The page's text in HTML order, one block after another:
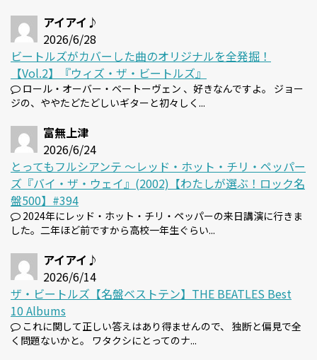
アイアイ♪
2026/6/28
ビートルズがカバーした曲のオリジナルを全発掘！
【Vol.2】『ウィズ・ザ・ビートルズ』
ロール・オーバー・ベートーヴェン 、好きなんですよ。 ジョー
ジの、ややたどたどしいギターと初々しく...
富無上津
2026/6/24
とってもフルシアンテ 〜レッド・ホット・チリ・ペッパー
ズ『バイ・ザ・ウェイ』(2002)【わたしが選ぶ！ロック名
盤500】#394
2024年にレッド・ホット・チリ・ペッパーの来日講演に行きま
した。二年ほど前ですから高校一年生ぐらい...
アイアイ♪
2026/6/14
ザ・ビートルズ【名盤ベストテン】THE BEATLES Best
10 Albums
これに関して正しい答えはあり得ませんので、 独断と偏見で全
く問題ないかと。 ワタクシにとってのナ...